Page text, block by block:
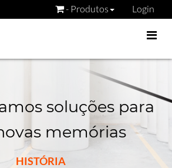
Login
- Produtos
soluções para
memórias
HISTÓRIA